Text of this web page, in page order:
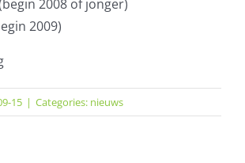
2008 of jonger)
2009)
15 | Categories: nieuws